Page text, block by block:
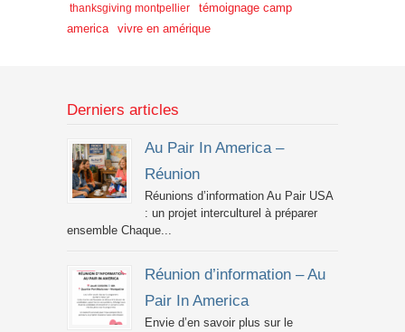
thanksgiving montpellier
témoignage camp
america
vivre en amérique
Derniers articles
Au Pair In America –
Réunion
Réunions d’information Au Pair USA
: un projet interculturel à préparer
ensemble Chaque...
Réunion d’information – Au
Pair In America
Envie d’en savoir plus sur le